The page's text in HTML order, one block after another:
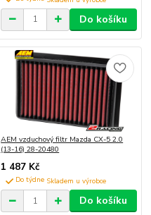
Do košíku
AEM vzduchový filtr Mazda CX-5 2.0
(13-16) 28-20480
1 487 Kč
Do týdne
Do košíku